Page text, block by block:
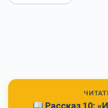
Рассказ 10: